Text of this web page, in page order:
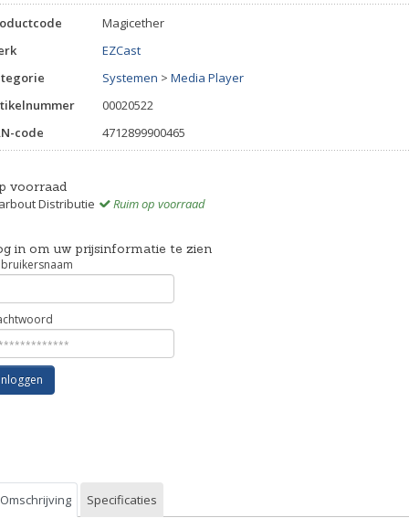
Magicether
EZCast
Systemen > Media Player
00020522
code
4712899900465
voorraad
Distributie
Ruim op voorraad
in om uw prijsinformatie te zien
Omschrijving Specificaties